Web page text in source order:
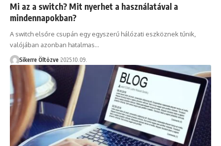
Mi az a switch? Mit nyerhet a használatával a
mindennapokban?
A switch elsőre csupán egy egyszerű hálózati eszköznek tűnik,
valójában azonban hatalmas…
Sikerre Öltözve 2025.10.09.